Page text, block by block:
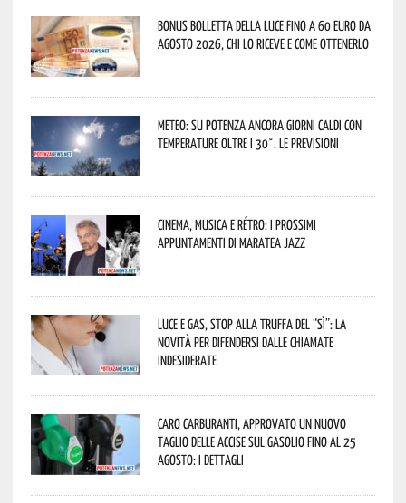
Bonus bolletta della luce fino a 60 euro da
agosto 2026, chi lo riceve e come ottenerlo
Meteo: su Potenza ancora giorni caldi con
temperature oltre i 30°. Le previsioni
Cinema, musica e rétro: i prossimi
appuntamenti di Maratea Jazz
Luce e gas, stop alla truffa del “Sì”: la
novità per difendersi dalle chiamate
indesiderate
Caro carburanti, approvato un nuovo
taglio delle accise sul gasolio fino al 25
agosto: i dettagli